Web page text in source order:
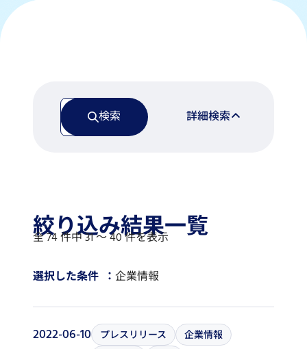
検索 詳細検索
絞り込み結果一覧
全 74 件中 31 〜 40 件を表示
選択した条件 企業情報
2022-06-10 プレスリリース
企業情報